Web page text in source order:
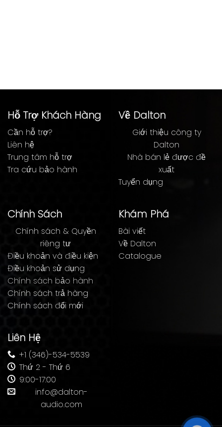
Hỗ Trợ Khách Hàng
Cần hỗ trợ?
Liên hệ
Trung tâm hỗ trợ
Tra cứu bảo hành
Về Dalton
Giới thiệu công ty
Dalton
Nhà bán lẻ được đề
xuất
Tuyển dụng
Chính Sách
Chính sách & Quyền
riêng tư
Điều khoản và điều kiện
Điều khoản sử dụng
Chính sách bảo hành
Chính sách trả hàng
Chính sách đổi mới
Khám Phá
Bài viết
Về Dalton
Catalogue
Liên Hệ
+1 (346)-534-5539
Thứ 2 - Thứ 6
9:00-17:00
info@dalton-
audio.com